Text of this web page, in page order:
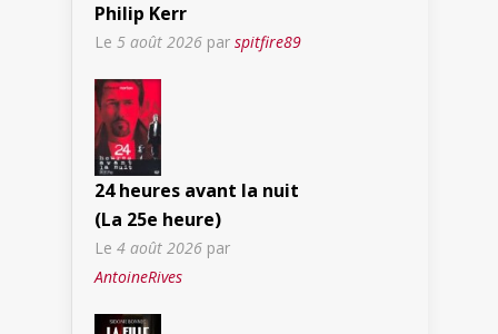
Philip Kerr
Le 5 août 2026 par spitfire89
24 heures avant la nuit
(La 25e heure)
Le 4 août 2026 par
AntoineRives